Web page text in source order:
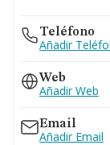
Teléfono
Añadir
Web
Añadir Web
Email
Añadir Email